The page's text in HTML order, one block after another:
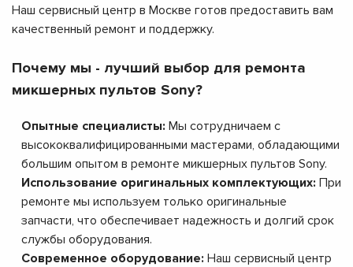
Наш сервисный центр в Москве готов предоставить вам
качественный ремонт и поддержку.
Почему мы - лучший выбор для ремонта
микшерных пультов Sony?
Опытные специалисты: Мы сотрудничаем с
высококвалифицированными мастерами, обладающими
большим опытом в ремонте микшерных пультов Sony.
Использование оригинальных комплектующих: При
ремонте мы используем только оригинальные
запчасти, что обеспечивает надежность и долгий срок
службы оборудования.
Современное оборудование: Наш сервисный центр